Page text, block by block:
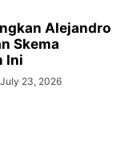
Alejandro
Skema
Ini
July 23, 2026